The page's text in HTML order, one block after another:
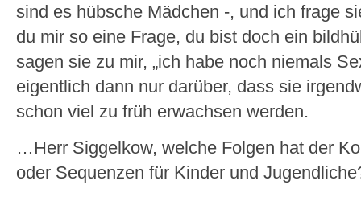
sind es hübsche Mädchen -, und ich frage
du mir so eine Frage, du bist doch ein
sagen sie zu mir, „ich habe noch niemals
eigentlich dann nur darüber, dass sie
schon viel zu früh erwachsen werden.
…Herr Siggelkow, welche Folgen hat der
oder Sequenzen für Kinder und